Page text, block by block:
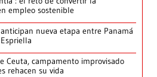
empleo sostenible
nueva etapa entre Panamá
Ceuta, campamento improvisado
rehacen su vida